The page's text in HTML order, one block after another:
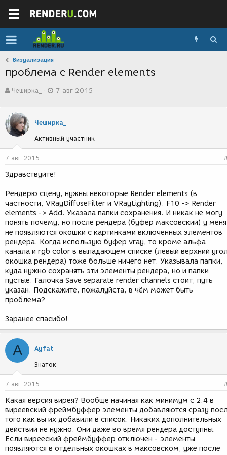
Визуализация
проблема с Render elements
в
о
р
т
е
м
ы
Чеширка_
а
с
з
д
и
7 авг 2015
Чеширка_
Активный участник
7 авг 2015
Здравствуйте!
Рендерю сцену, нужны некоторые Render elements (в
частности, VRayDiffuseFilter и VRayLighting). F10 -> Render
elements -> Add. Указала папки сохранения. И никак не могу
понять почему, но после рендера (буфер максовский) у меня
не появляются окошки с картинками включенных элементов
рендера. Когда использую буфер vray, то кроме альфа
канала и rgb color в выпадающем списке (левый верхний
окошка рендера) тоже больше ничего нет. Указывала папки,
куда нужно сохранять эти элементы рендера, но и папки
пустые. Галочка Save separate render channels стоит, путь
указан. Подскажите, пожалуйста, в чём может быть
проблема?
Заранее спасибо!
A Ayfat
Знаток
7 авг 2015
Какая версия вирея? Вообще начиная как минимум с 2.4 в
виреевский фреймбуффер элементы добавляются сразу
того как вы их добавили в список. Никаких дополнительных
действий не нужно. Они даже во время рендера доступны.
Если вирееский фреймбуффер отключен - элементы
появляются в отдельных окошках в максовском, уже после